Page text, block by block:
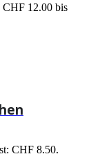
CHF 12.00 bis
CHF 8.50.